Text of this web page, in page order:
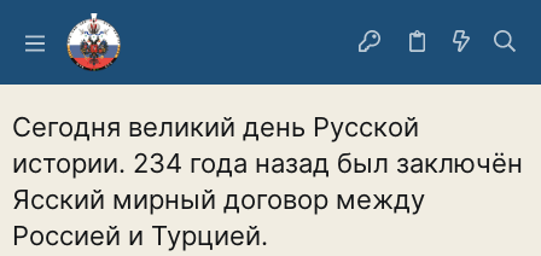
Сегодня великий день Русской
истории. 234 года назад был заключён
Ясский мирный договор между
Россией и Турцией.